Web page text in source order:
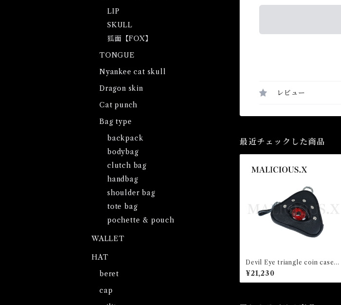
レビュー
最近チェックした商品
Devil Eye triangle coin case/
Red
¥21,230
LIP
SKULL
狐面【FOX】
TONGUE
Nyankee cat skull
Dragon skin
Cat punch
Bag type
backpack
bodybag
clutch bag
handbag
shoulder bag
tote bag
pochette & pouch
WALLET
HAT
beret
cap